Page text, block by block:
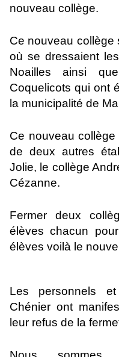
nouveau collège.
Ce nouveau collège
où se dressaient
Noailles ainsi
Coquelicots qui ont
la municipalité de
Ce nouveau
de deux autres
Jolie, le collège
Cézanne.
Fermer deux
élèves chacun
élèves voilà le
Les personnels
Chénier ont
leur refus de la